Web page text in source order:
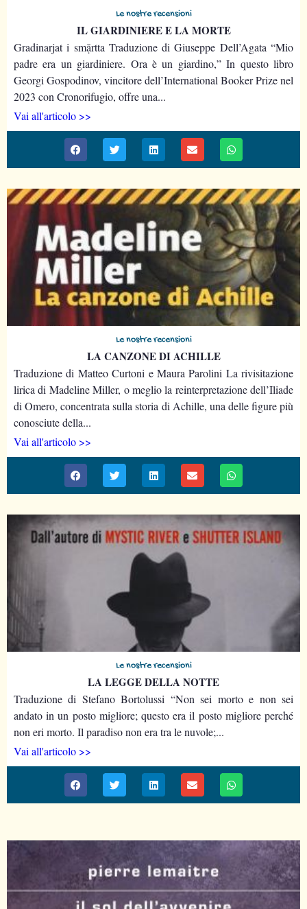
Le nostre recensioni
IL GIARDINIERE E LA MORTE
Gradinarjat i smặrtta Traduzione di Giuseppe Dell’Agata “Mio
padre era un giardiniere. Ora è un giardino,” In questo libro
Georgi Gospodinov, vincitore dell’International Booker Prize nel
2023 con Cronorifugio, offre una...
Vai all'articolo >>
Le nostre recensioni
LA CANZONE DI ACHILLE
Traduzione di Matteo Curtoni e Maura Parolini La rivisitazione
lirica di Madeline Miller, o meglio la reinterpretazione dell’Iliade
di Omero, concentrata sulla storia di Achille, una delle figure più
conosciute della...
Vai all'articolo >>
Le nostre recensioni
LA LEGGE DELLA NOTTE
Traduzione di Stefano Bortolussi “Non sei morto e non sei
andato in un posto migliore; questo era il posto migliore perché
non eri morto. Il paradiso non era tra le nuvole;...
Vai all'articolo >>